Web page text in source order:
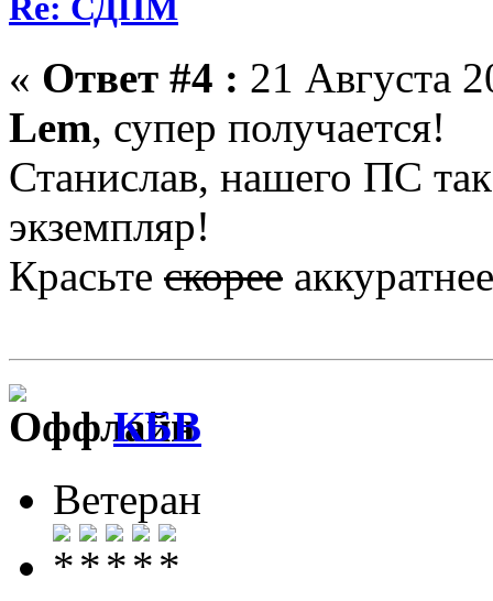
« Ответ #4 : 21 Августа
Lem, супер получается!
Станислав, нашего ПС
экземпляр!
Красьте скорее
КБВ
Ветеран